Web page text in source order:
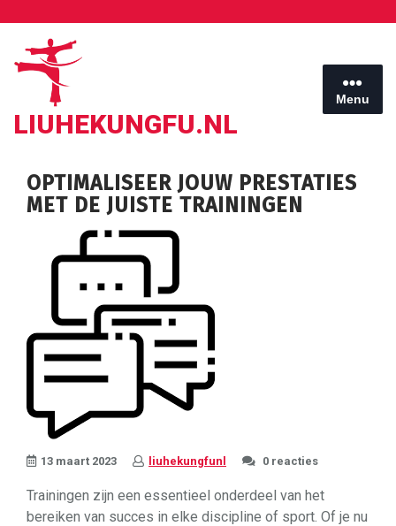
inhoud
LIUHEKUNGFU.NL
Menu
OPTIMALISEER JOUW PRESTATIES
MET DE JUISTE TRAININGEN
13 maart 2023 liuhekungfunl 0 reacties
Trainingen zijn een essentieel onderdeel van het
bereiken van succes in elke discipline of sport. Of je nu